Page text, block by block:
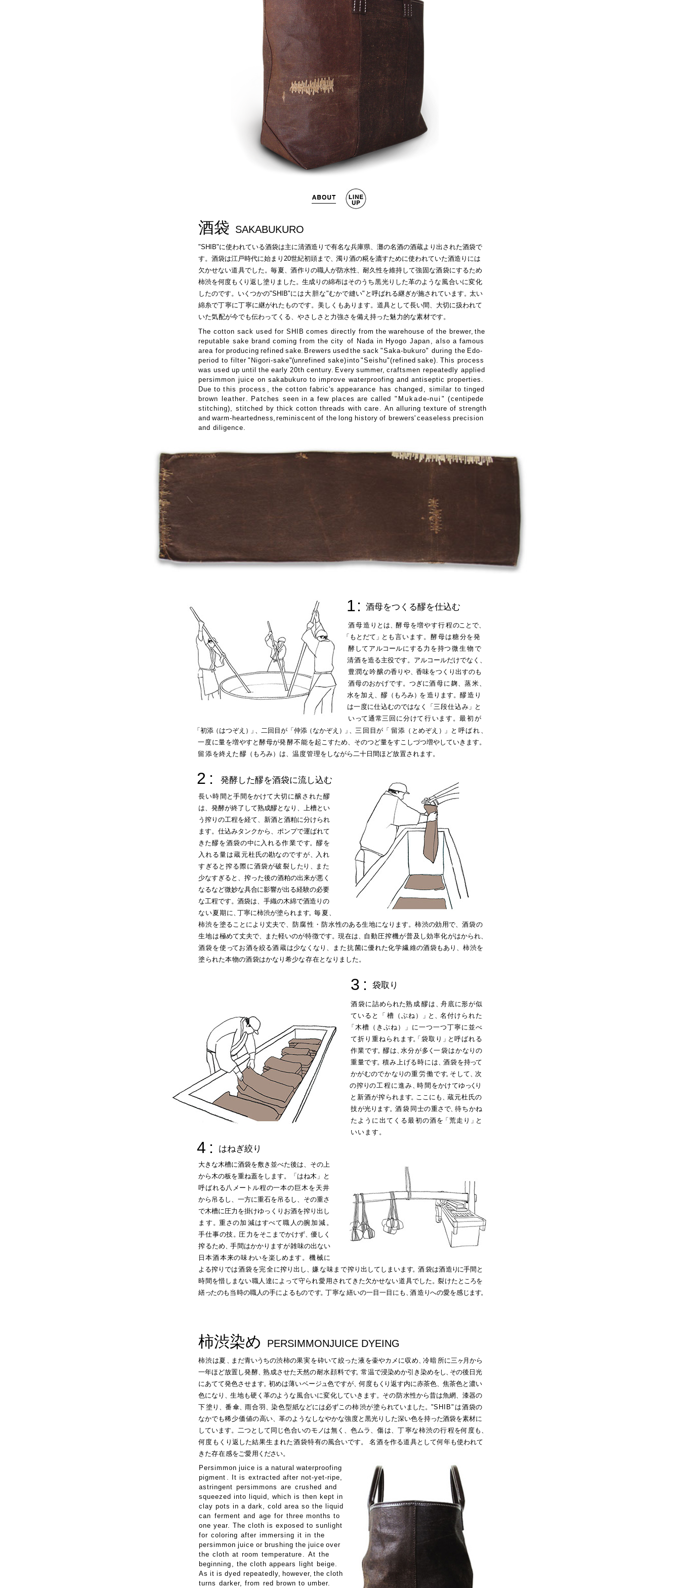
酒袋 SAKABUKURO
"SHIB"に使われている酒袋は主に清酒造りで有名な兵庫県、灘の名酒の酒蔵より出された酒袋で
す。酒袋は江戸時代に始まり20世紀初頭まで、 濁り酒の糀を漉すために使われていた酒造りには
欠かせない道具でした。 毎夏、 酒作りの職人が防水性、 耐久性を維持して強 固な酒袋にするため
柿渋を何度も く り返し塗りました。 生成りの綿布はそのう ち黒光りした革のよう な風合いに変化
したのです。 いく つかの"SHIB"には 大 胆な"むかで縫い" と呼ばれる継ぎが施されています。 太い
綿糸で丁寧に丁寧に継がれたものです。美しくもあります。道具として長い間、大切に扱われて
いた気配が今でも伝わってくる、やさしさと力強さを備え持った魅力的な素材です。
The cotton sack used for SHIB comes directly from the warehouse of the brewer, the
reputable sake brand coming from the city of Nada in Hyogo Japan , a lso a famous
area for producing refined sake. Brewers used the sack "Saka-bukuro" during the Edo-
period to filter "Nigori-sake"(unrefined sake)into"Seishu"(refined sake). This process
was used up unti the early 20th century. Every summer, craftsmen repeatedly applied
persimmon juice on sakabukuro to improve waterproofing and antiseptic properties.
Due to t his process , the cotton fabric's appearance has changed, similar to tinged
brown
leather. Patches seen in a few pl aces are called "Mukad e-nui " (centipede
stitching), stitched by thick cotton threads with care . An alluring texture of strength
and warm-heartedness, reminiscent of the long history of brewers' ceaseless precision
and diligence.
1: 酒母をつくる醪を仕込む
酒母造 りとは、 酵母を増やす行程のことで、
「もとだて 」 と も言います。 酵母は糖分を発
酵 してア ルコールにする力を持つ微生物で
清酒を造る主役です。アルコールだけでなく、
豊潤な 吟醸の香りや、 香味をつくり出すのも
酒母のおかげです。つぎに酒母に麹、 蒸米、
水を加 え、醪（もろみ） を 造ります。 醪造 り
は一度に仕込むのではなく「 三段仕込み 」 と
い って通常三回に分けて行 います 。 最初 が
「初添（はつぞえ ） 」 、 二回目が「仲添（なかぞえ ） 」 、 三 回 目が 「 留添 （ とめぞえ ） 」 と 呼ばれ 、
一度に量を増やすと 酵母が発酵不能を起こすため、そのつど量をすこしづつ増やしていきます。
留 添を終え た 醪（もろみ）は、 温度管理をしながら二十日間ほど放置されます。
発酵した醪を酒袋に流し込む
長い時 間と 手間をかけて大切に醸された醪
は、発酵が終了して熟成醪となり、上槽とい
う搾りの工程を経て、新酒と酒粕に分けられ
ます。仕込みタンクから、ポンプで運ばれて
き た醪を酒袋の中に 入れる作業です。 醪を
入れる量は蔵 元杜 氏の勘なのですが、
入れ
す ぎる と搾る際に酒袋が破 裂し たり 、
また
少なすぎると、搾った後の酒粕の出来が悪く
なるなど微妙な具合に影響が出る経験の必要
な工程です。 酒袋は、手織の木綿で酒造りの
ない夏期 に、 丁寧に柿渋が塗られま す。 毎 夏 、
2 :
柿渋を塗ることにより丈夫で、 防腐性・防水性のある生地になります。 柿渋の効 用で、 酒袋の
生地は極めて丈夫で、 また軽いのが特徴です。 現在は、 自動圧搾機が普及し効率化がはかられ、
酒袋を使 ってお酒を絞る酒蔵は少なくなり、 また抗菌に優れた化学繊維の酒袋もあり、 柿渋を
塗 られた本物の酒袋はかなり希少な存在となりました。
3 : 袋取り
4 : はねぎ絞り
酒袋に詰められた熟 成 醪は 、 舟底に形が似
ていると
「 槽（ぶね） 」 と 、 名付けられた
「木槽（きぶね）」に一つ一つ丁寧に並べ
て折り重ねられま す。「袋取り 」 と 呼ばれる
作業です。 醪は、 水分が多 く一袋はかなり の
重量です。 積み上げる時に は、 酒袋を持って
かがむのでかな りの重労働です。 そ して、 次
の搾りの工程に進み、 時 間 をかけてゆ っく り
と新酒が搾 られま す。 ここにも 、 蔵元杜 氏の
技が光り ま す。 酒袋 同 士の重さで、 待ちかね
たよう に 出てくる最初の酒を「荒走り 」 と
いいます。
大きな木槽に酒袋を敷き並べた後は、その上
から木の板を重ね蓋をします。「はね木」と
呼ばれる八 メート ル程の一本の巨木を天井
から吊るし、一方に重石を吊るし、その重さ
で木槽に圧力を掛けゆっくりお酒を搾り出し
ま す 。 重さの加 減はすべて職 人の腕加減 。
手仕事の技。 圧 力をそこまでかけず、 優しく
搾るため、 手間はかかりますが雑味の出ない
日本酒本来の味わいを楽しめま す。 機械に
よる搾りでは酒袋を完全に搾り出し 、 嫌な味まで搾り出してしまいま す。 酒袋は酒造りに手間と
時間を惜しまない職人 達によって守られ愛用されてきた欠かせない道具でした。 裂けた ところを
繕ったのも 当 時の職人の手によ るものです。 丁寧な 繕いの一目一目にも 、 酒造 りへの愛を感 じます。
柿渋染め PERSIMMONJUICE DYEING
柿渋は夏 、 まだ青いう ちの渋柿の果実を砕いて絞っ た液 を壷やカメに収め、 冷暗 所に三ヶ月から
一年ほど放置し発酵、 熟成させた天然の耐水顔料です。 常温で浸染めか引き染めをし、 その後日光
にあてて発色させま す。 初めは薄いベージュ色ですが、 何度も く り返す内に赤茶色、 焦茶色と濃い
色になり 、 生地も硬く革のよう な風合いに変化していきます。 その防水性から昔は魚網、漆器の
下塗り 、 番 傘、 雨合羽 、 染色型紙などには必ずこの柿渋が塗 られていました。 "SHIB" は酒袋の
なかでも稀少価値の高い、 革のようなしなやかな強度と黒光りした深い色を持った酒袋を素材に
しています。二つとして同じ色合いのモ ノは無く、色ムラ、 傷 は、 丁寧な柿渋の行程を何 度も、
何度 もくり返した結果生 まれた酒袋特有の風合いです。 名酒を作る道具として何年も使われて
きた存在感をご愛用ください。
Persimmon juice is a natural waterproofing
pigment . It is extracted after not-yet-ripe,
astringent persimmons are crushed and
squeezed into liquid, which is then kept in
clay pots in a dark, cold area so the liquid
can ferment and age for three months to
one year. The cloth is exposed to sunlight
for coloring after immersing it in the
persimmon juice orbrushing the juiceover
the clot h at room temperature . At the
beginning , the cloth appears light beige.
As it is dyed repeatedl y, however, the cloth
turns darker, from red brown to umber.